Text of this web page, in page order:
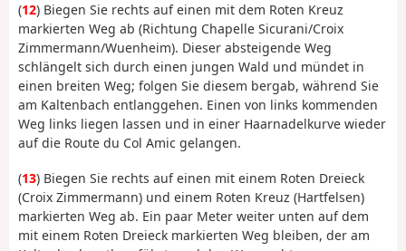
(12) Biegen Sie rechts auf einen mit dem Roten Kreuz
markierten Weg ab (Richtung Chapelle Sicurani/Croix
Zimmermann/Wuenheim). Dieser absteigende Weg
schlängelt sich durch einen jungen Wald und mündet in
einen breiten Weg; folgen Sie diesem bergab, während Sie
am Kaltenbach entlanggehen. Einen von links kommenden
Weg links liegen lassen und in einer Haarnadelkurve wieder
auf die Route du Col Amic gelangen.
(13) Biegen Sie rechts auf einen mit einem Roten Dreieck
(Croix Zimmermann) und einem Roten Kreuz (Hartfelsen)
markierten Weg ab. Ein paar Meter weiter unten auf dem
mit einem Roten Dreieck markierten Weg bleiben, der am